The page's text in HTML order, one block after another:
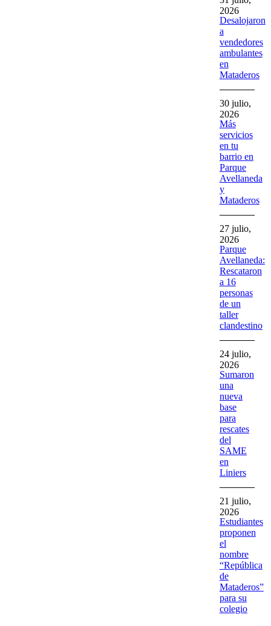
Desalojaron
a
vendedores
ambulantes
en
Mataderos
2026
Más
servicios
en tu
barrio en
Parque
Avellaneda
y
Mataderos
30 julio,
2026
Parque
Avellaneda:
Rescataron
a 16
personas
de un
taller
clandestino
27 julio,
2026
Sumaron
una
nueva
base
para
rescates
del
SAME
en
Liniers
24 julio,
2026
Estudiantes
proponen
el
nombre
“República
de
Mataderos”
para su
colegio
21 julio,
2026